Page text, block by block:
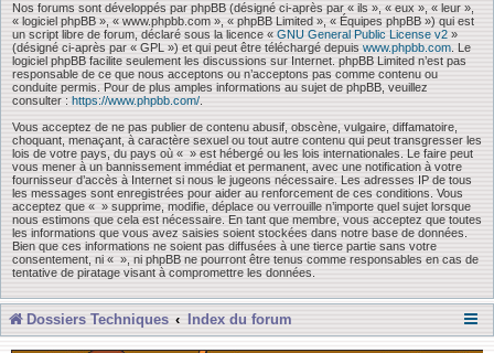
Nos forums sont développés par phpBB (désigné ci-après par « ils », « eux », « leur »,
« logiciel phpBB », « www.phpbb.com », « phpBB Limited », « Équipes phpBB ») qui est
un script libre de forum, déclaré sous la licence « GNU General Public License v2 »
(désigné ci-après par « GPL ») et qui peut être téléchargé depuis www.phpbb.com . Le
logiciel phpBB facilite seulement les discussions sur Internet. phpBB Limited n’est pas
responsable de ce que nous acceptons ou n’acceptons pas comme contenu ou
conduite permis. Pour de plus amples informations au sujet de phpBB, veuillez
consulter : https://www.phpbb.com/
Vous acceptez de ne pas publier de contenu abusif, obscène, vulgaire, diffamatoire,
choquant, menaçant, à caractère sexuel ou tout autre contenu qui peut transgresser les
lois de votre pays, du pays où « » est hébergé ou les lois internationales. Le faire peut
vous mener à un bannissement immédiat et permanent, avec une notification à votre
fournisseur d’accès à Internet si nous le jugeons nécessaire. Les adresses IP de tous
les messages sont enregistrées pour aider au renforcement de ces conditions. Vous
acceptez que « » supprime, modifie, déplace ou verrouille n’importe quel sujet lorsque
nous estimons que cela est nécessaire. En tant que membre, vous acceptez que toutes
les informations que vous avez saisies soient stockées dans notre base de données.
Bien que ces informations ne soient pas diffusées à une tierce partie sans votre
consentement, ni « », ni phpBB ne pourront être tenus comme responsables en cas de
tentative de piratage visant à compromettre les données.
Dossiers Techniques Index du forum